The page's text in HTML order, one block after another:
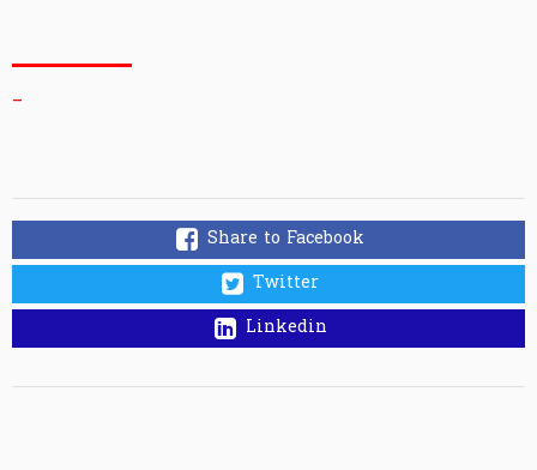
_
Share to Facebook
Twitter
Linkedin